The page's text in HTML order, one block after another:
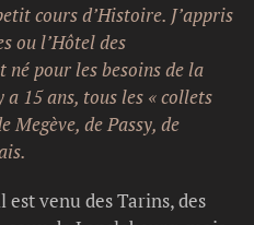
cours d’Histoire. J’appris
ou l’Hôtel des
pour les besoins de la
a 15 ans, tous les « collets
Megève, de Passy, de
venu des Tarins, des